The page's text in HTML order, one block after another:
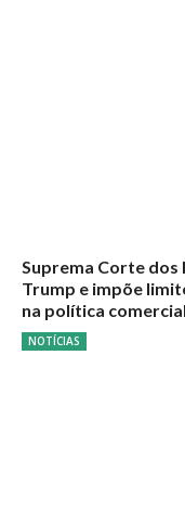
Suprema Corte
Trump e impõe
na política comercial
NOTÍCIAS